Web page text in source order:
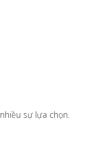
sự lựa chọn.